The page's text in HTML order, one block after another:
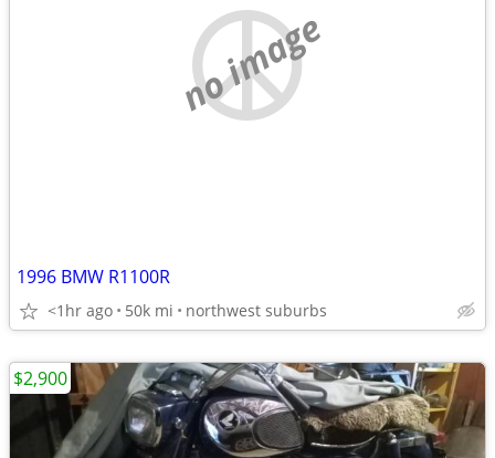
no image
1996 BMW R1100R
<1hr ago 50k mi northwest suburbs
$2,900